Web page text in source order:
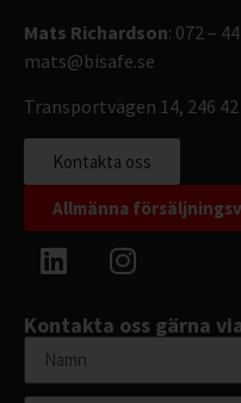
Mats Richardson: 072 –
mats@bisafe.se
Transportvägen 14, 246
Kontakta oss
Allmänna
Kontakta oss gärna